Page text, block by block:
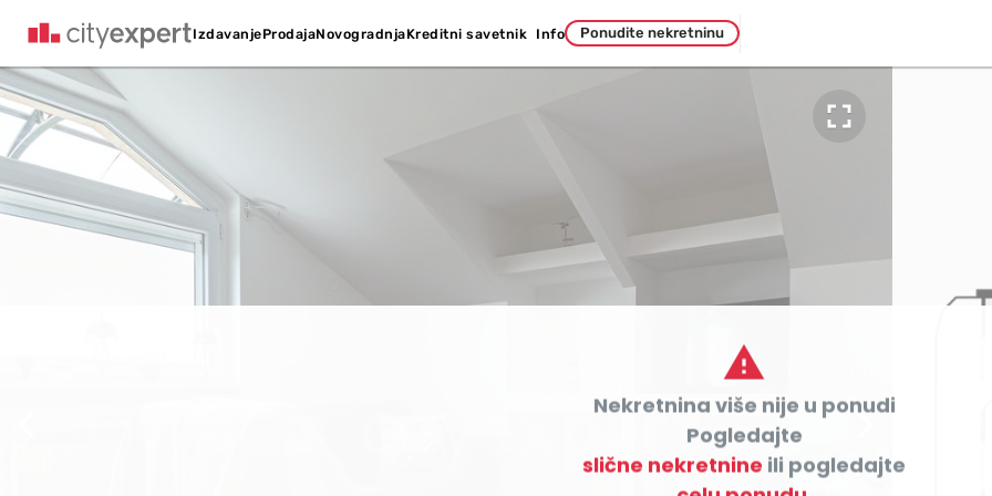
IzdavanjeProdajaNovogradnjaKreditni savetnik Info Ponudite nekretninu



Nekretnina više nije u ponudi
Pogledajte
slične nekretnine ili pogledajte